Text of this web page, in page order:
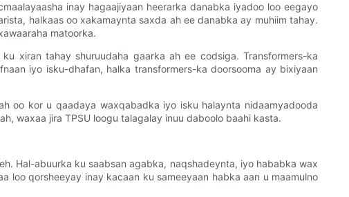
inay hagaajiyaan heerarka danabka iyadoo loo eegayo
halkaas oo xakamaynta saxda ah ee danabka ay muhiim tahay.
matoorka.
xiran tahay shuruudaha gaarka ah ee codsiga. Transformers-ka
iyo isku-dhafan, halka transformers-ka doorsooma ay bixiyaan
oo kor u qaadaya waxqabadka iyo isku halaynta nidaamyadooda
waxaa jira TPSU loogu talagalay inuu daboolo baahi kasta.
Hal-abuurka ku saabsan agabka, naqshadeynta, iyo hababka wax
loo qorsheeyay inay kacaan ku sameeyaan habka aan u maamulno